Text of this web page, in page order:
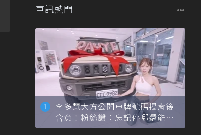
車訊熱門
李多慧大方公開車牌號碼揭背後
含意！粉絲讚：忘記停哪還能幫
忙找車